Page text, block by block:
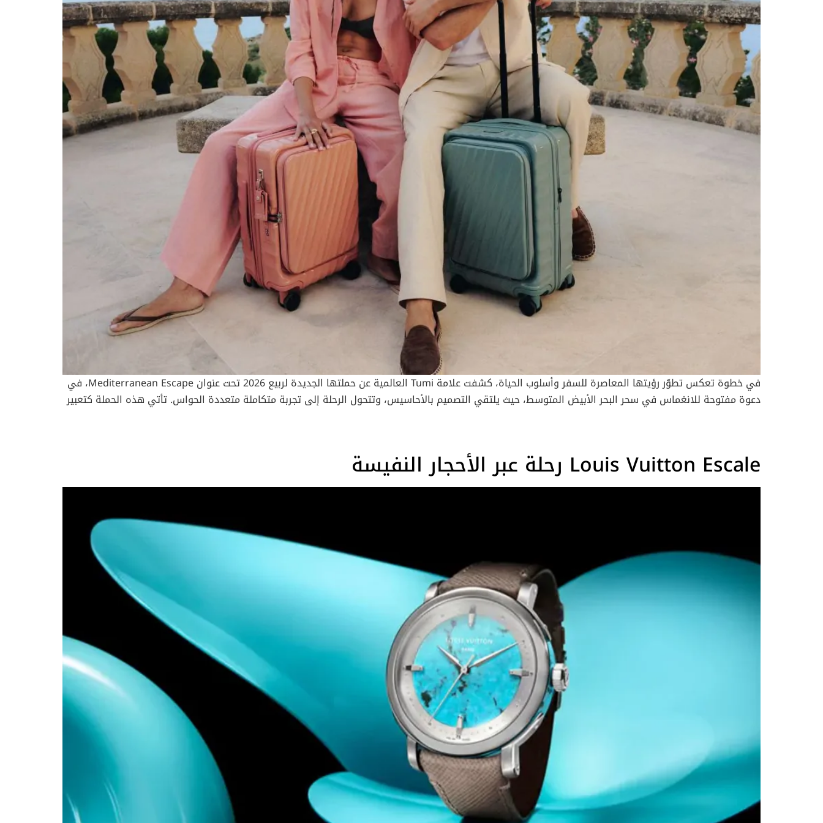
الوجهة تُصنّف ضمن أفضل الأماكن السياحية في دبي لمن يبحث عن الفخامة الصافية دون تنازلات. دبي مارينا وجميرا بيتش ريزيدنس المشي على كورنيش المارينا عند
المساء، أو ركوب يخت خاص لرحلة قصيرة في الخليج، تجربة تجسّد روح دبي الليلية. المنطقة غنية بالمقاهي الراقية والمطاعم العالمية، وتناسب الرجل الذي يفضّل الأجواء
الحيوية دون صخب مبالغ فيه. كما يمكنك تجربة القفز المظلي فوق النخلة لمن يبحث عن جرعة أدرينالين حقيقية. شاطئ جميرا وبرج العرب برج العرب يظل أيقونة معمارية
تستحق المشاهدة ولو من الخارج، بينما يمنحك شاطئ جميرا العام زاوية مثالية لالتقاط الصور وممارسة الرياضات البحرية مثل التجديف و الويك بورد. التجارب الصحراوية
الأصيلة ضمن أفضل الأماكن السياحية في دبي لا تكتمل زيارتك لدبي دون رحلة سفاري في الصحراء. في 2026، تطوّرت هذه التجربة لتشمل مستويات متعددة من
الفخامة والأصالة. أبرز الأنشطة الصحراوية في 2026 هذه التجربة تُصنَّف ضمن أفضل الأماكن السياحية في دبي لأنها تمزج بين المغامرة والتراث العربي الأصيل في
توازن نادر. التجارب الترفيهية الجديدة في 2026 دبي استقبلت هذا العام موجة من الوجهات الجديدة التي تستحق الإضافة إلى قائمتك، وتُعدّ من أبرز الإضافات على
خريطة السياحة الترفيهية في المدينة. أحدث الوجهات المفتتحة تُعدّ هذه الوجهات إضافة قيمة إلى قائمة أفضل الأماكن السياحية في دبي لهذا العام، خاصةً لمن زار
المدينة سابقاً ويبحث عن تجارب مختلفة. التسوق والأسواق التقليدية بين المولات الفاخرة والأسواق التراثية للرجل الذي يجمع بين الذوق العصري والفضول الثقافي،
الجمع بين دبي مول وسوق الذهب في ديرة يمنحك تجربة متكاملة. سوق التوابل وسوق مدينة جميرا يقدّمان وجهاً مختلفاً تماماً لدبي، وجهاً تراثياً يستحق الاكتشاف
والتصوير. كما يمكنك الحصول على ساعات وعطور نادرة بأسعار تنافسية في مول الإمارات ومول الإمارات مول، وهو ما يجعل التسوق في دبي تجربة لا تقتصر على
العلامات التجارية العالمية فقط. نصائح عملية للرجل المسافر إلى دبي كيف تخطط لرحلتك بذكاء إذا كنت تخطط لرحلة إقليمية أشمل، استكشف أيضاً أماكن سياحية في
الإمارات المكمّلة، خاصةً أماكن سياحية في أبوظبي التي تمنحك بُعداً ثقافياً أعمق مع جامع الشيخ زايد وجزيرة ياس. الأسئلة الشائعة ما أفضل الأماكن السياحية في دبي
للعائلات؟ تتصدّر القائمة: دبي مول بحوض الأسماك الضخم، حديقة دبي المعجزة، حديقة دبي سفاري بحيواناتها الثلاثة آلاف، ومنتزه موشن غيت، بالإضافة إلى متحف
الأوهام وعالم ريال مدريد. هذه الوجهات توفّر أنشطة تناسب كل الأعمار ضمن بيئة آمنة ومكيّفة بالكامل طوال العام. ما أفضل وقت لزيارة المعالم السياحية في دبي؟
الفترة المثالية تمتد من نوفمبر إلى مارس، حيث يكون الطقس معتدلاً ومناسباً للأنشطة الخارجية والصحراوية. شهرى ديسمبر ويناير يشهدان مهرجان دبي للتسوق
واحتفالات رأس السنة، ما يمنح الرحلة طابعاً احتفالياً مميزاً وعروضاً ترويجية واسعة. هل توجد تذاكر مجمّعة توفّر في تكلفة الزيارات؟ نعم، تقدّم دبي عدة باقات سياحية
مثل Dubai Pass وGo City Dubai Explorer Pass، التي تشمل دخول أكثر من 30 معلماً بسعر موحّد، مع توفير يصل إلى 50٪ مقارنة بشراء التذاكر منفصلة. هذه الباقات
مثالية لمن يخطط لزيارة عدة معالم خلال أيام قليلة. الخلاصة دبي في 2026 ليست مجرد مدينة تُزار، بل تجربة تُعاش بكل الحواس. من قمة برج خليفة إلى هدوء الصحراء،
ومن فخامة النخلة إلى ابتكارات متحف المستقبل، تقدّم لك المدينة باقة متكاملة تستحق الاستكشاف والتكرار. أفضل الأماكن السياحية في دبي تنتظرك لتصنع منها
ذكريات تليق بأسلوب حياتك، ولتكتشف لماذا تتصدّر دبي مشهد السياحة الإقليمية والعالمية عاماً بعد عام بثقة وتميّز.
في خطوة تعكس تطوّر رؤيتها المعاصرة للسفر وأسلوب الحياة، كشفت علامة Tumi العالمية عن حملتها الجديدة لربيع 2026 تحت عنوان Mediterranean Escape، في
دعوة مفتوحة للانغماس في سحر البحر الأبيض المتوسط، حيث يلتقي التصميم بالأحاسيس، وتتحول الرحلة إلى تجربة متكاملة متعددة الحواس. تأتي هذه الحملة كتعبير
بعدسة المصوّر داريو كاتيلاني وإخراج بييرو بريسان، تنقل الحملة المشاهدين إلى أجواء حالمة في مايوركا الإسبانية، وتحديدًا في فيلا فورتاليزا وقرية كالا سان فيسنتي.
هناك، تتجلى فلسفة Tumi الجديدة: السفر ليس مجرد تنقل، بل حالة شعورية يعيشها المسافر بكل تفاصيلها. تعكس المشاهد انسيابية الحركة وخفة التجربة، حيث
تتحول القطع إلى امتداد طبيعي لأسلوب الحياة، متناغمة مع الضوء، الطبيعة، والعمارة المتوسطية. لوحة ألوان مستوحاة من الطبيعة المتوسطية View this
البحر.تتراوح الألوان بين الأخضر الزعتري الغني، والتيراكوتا الدافئة، والأصفر المضيء، وصولًا إلى الأزرق Horizon Blue الذي يجسد التقاء السماء بالبحر. تتجلى هذه
الألوان عبر مجموعة 19 Degree الأيقونية، بما في ذلك إصدار الألمنيوم، لتضفي بعدًا بصريًا عميقًا على التصاميم المنحوتة التي تشتهر بها Tumi. تصاميم تجمع بين
الحرفية والابتكار View this post on Instagram A post shared by TUMI (@tumitravel) تتجاوز المجموعة الحقائب الصلبة لتشمل أسلوب
الحياة بالكامل، مع إدخال خامات جديدة مستوحاة من الرافيا تضفي لمسة طبيعية دافئة.تبرز هذه الروح في مجموعتي Olas وHarrison، حيث تلتقي الحرفية التقليدية
مع البنية العصرية. كما تضيف التفاصيل الصغيرة بُعدًا حسّيًا، مثل حُلي الحقائب المستوحاة من الزيتون والليمون والزهور، في استحضار مباشر لأجواء الأسواق المتوسطية
Tumi أيضًا طبعة Mediterranean Print التي تظهر عبر عدة مجموعات مثل Voyageur وTegra-Lite وBelden وNassau.تعكس هذه الطبعة روح الهروب والسفر، مع
الحفاظ على هوية العلامة القائمة على الدقة والأداء. تجربة سفر أكثر مرونة وذكاء View this post on Instagram A post shared by TUMI
(@tumitravel) ضمن مجموعة 19 Degree، تكشف Tumi عن ميزة Front Access الجديدة، التي توفر وصولًا سريعًا إلى الحقيبة عبر فتحة أمامية ذكية، ما يعزز سهولة
الاستخدام خاصة أثناء التنقل السريع أو في المساحات الضيقة. هذا الابتكار يعكس التزام العلامة بتقديم حلول عملية دون التنازل عن التصميم. فلسفة السفر تجربة
حسية متكاملة View this post on Instagram A post shared by TUMI (@tumitravel) في هذا السياق، يوضح فيكتور سانز، المدير الإبداعي
لدى Tumi، أنّ المجموعة مستوحاة من فكرة السفر الواعي، حيث تتداخل الأصوات والروائح والملامس لتبتكر ذكريات تدوم.أما جيل كريزلمان، نائبة الرئيس للتسويق
العالمي، فتؤكد أن الحملة تمثل جانبًا أكثر مرحًا واسترخاءً من العلامة، وكأن Tumi نفسها تعيش أجواء العطلة. أبرز القطع في المجموعة View this post on
Instagram A post shared by TUMI (@tumitravel) تشمل مجموعة Mediterranean Escape مجموعة واسعة من التصاميم التي تلبي مختلف أنماط
السفر: حقائب منسوجة مستوحاة من الرافيا مثل Milos Woven Tote وOlas Shoulder Bag حقيبة Voyageur Q Tote متعددة الاستخدامات إكسسوارات بطبعة
Mediterranean مثل Malta Pouch Trio وPassport Case حقائب 19 Degree بتصاميم مطوّرة وميزات جديدة عندما يصبح السفر أسلوب حياة View this post
on Instagram A post shared by TUMI (@tumitravel) لا تقتصر حملة Mediterranean Escape على المنتجات فحسب، بل تمتد إلى تجارب عالمية
غامرة، تعزز ارتباط الجمهور بروح السفر والاكتشاف. ومع توفر المجموعة في متاجر Tumi وعبر موقعها الإلكتروني، تؤكد العلامة مرة جديدة قدرتها على تحويل السفر
إلى تجربة شخصية تعبّر عن الذات، حيث يلتقي الأداء بالدقة، وتلتقي الحقيبة بالقصة.
Louis Vuitton Escale رحلة عبر الأحجار النفيسة